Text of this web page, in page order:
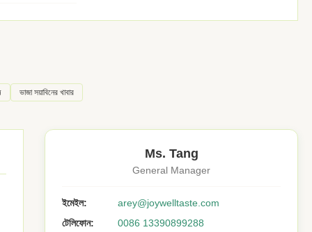
ভাজা সয়াবিনের খাবার
Ms. Tang
General Manager
ইমেইল:
arey@joywelltaste.com
টেলিফোন:
0086 13390899288